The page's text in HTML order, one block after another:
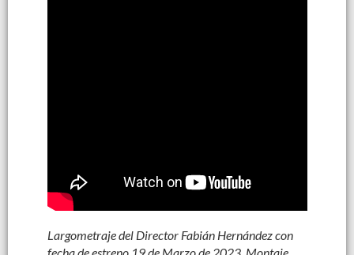
Largometraje del Director Fabián Hernández con